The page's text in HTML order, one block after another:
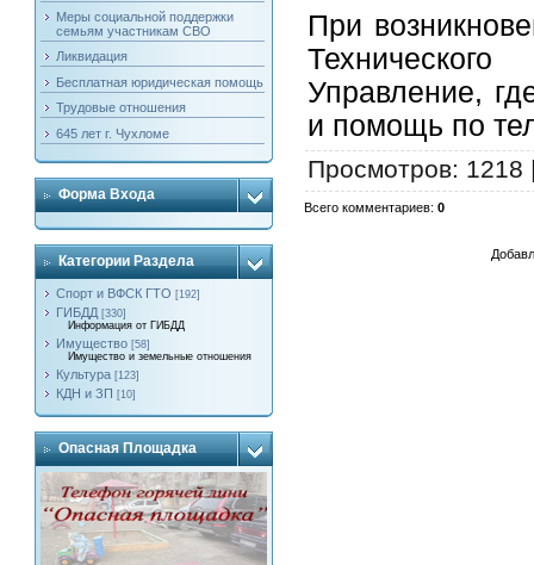
Меры социальной поддержки
семьям участникам СВО
Ликвидация
Бесплатная юридическая помощь
Трудовые отношения
645 лет г. Чухломе
Форма Входа
Категории Раздела
Спорт и ВФСК ГТО [192]
ГИБДД [330]
Информация от ГИБДД
Имущество [58]
Имущество и земельные отношения
Культура [123]
КДН и ЗП [10]
Опасная Площадка
При
Управление,
и помощь по
Просмотров:
Всего комментариев:0